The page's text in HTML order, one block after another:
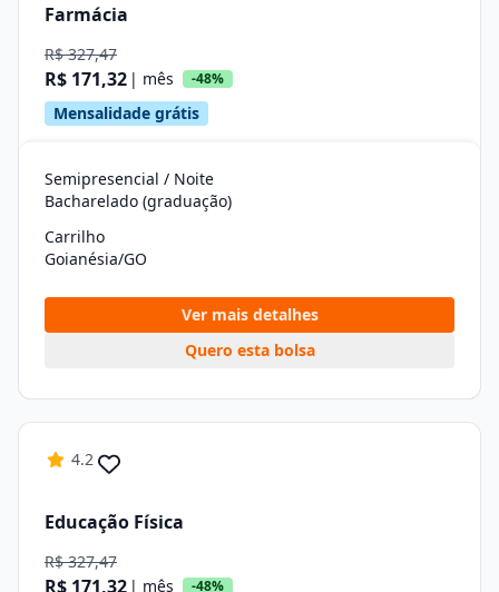
Farmácia
R$ 327,47
R$ 171,32 | mês -48%
Mensalidade grátis
Semipresencial / Noite
Bacharelado (graduação)
Carrilho
Goianésia/GO
Ver mais detalhes
Quero esta bolsa
4.2
Educação Física
R$ 327,47
R$ 171,32 | mês -48%